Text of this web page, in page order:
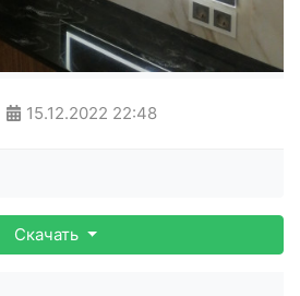
15.12.2022 22:48
Скачать